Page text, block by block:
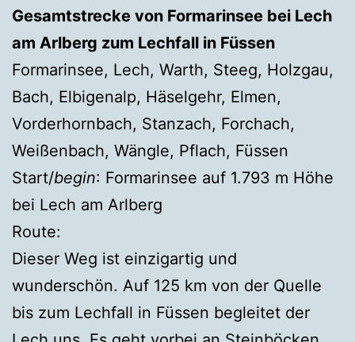
Gesamtstrecke von Formarinsee bei Lech
am Arlberg zum Lechfall in Füssen
Formarinsee, Lech, Warth, Steeg, Holzgau,
Bach, Elbigenalp, Häselgehr, Elmen,
Vorderhornbach, Stanzach, Forchach,
Weißenbach, Wängle, Pflach, Füssen
Start/begin: Formarinsee auf 1.793 m Höhe
bei Lech am Arlberg
Route:
Dieser Weg ist einzigartig und
wunderschön. Auf 125 km von der Quelle
bis zum Lechfall in Füssen begleitet der